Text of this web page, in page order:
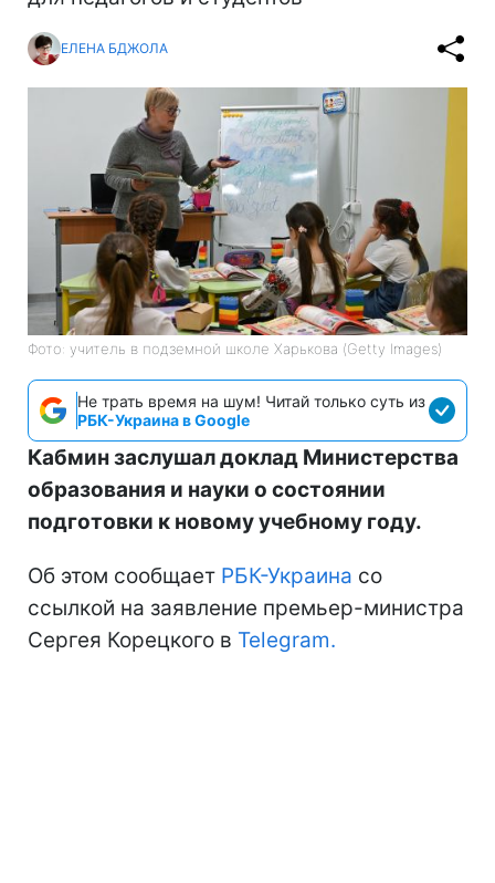
ЕЛЕНА БДЖОЛА
Фото: учитель в подземной школе Харькова (Getty Images)
Не трать время на шум! Читай только суть из
РБК-Украина в Google
Кабмин заслушал доклад Министерства
образования и науки о состоянии
подготовки к новому учебному году.
Об этом сообщает РБК-Украина со
ссылкой на заявление премьер-министра
Сергея Корецкого в Telegram.